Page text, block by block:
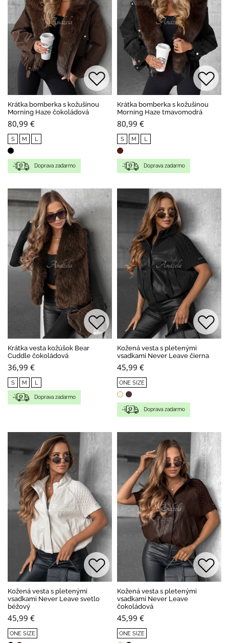
Krátka bomberka s kožušinou
Morning Haze čokoládová
80,99 €
S M L
Doprava zadarmo
Krátka bomberka s kožušinou
Morning Haze tmavomodrá
80,99 €
S M L
Doprava zadarmo
Krátka vesta kožúšok Bear
Cuddle čokoládová
36,99 €
S M L
Doprava zadarmo
Kožená vesta s pletenými
vsadkami Never Leave čierna
45,99 €
ONE SIZE
Doprava zadarmo
Kožená vesta s pletenými
vsadkami Never Leave svetlo
béžový
45,99 €
ONE SIZE
Kožená vesta s pletenými
vsadkami Never Leave
čokoládová
45,99 €
ONE SIZE